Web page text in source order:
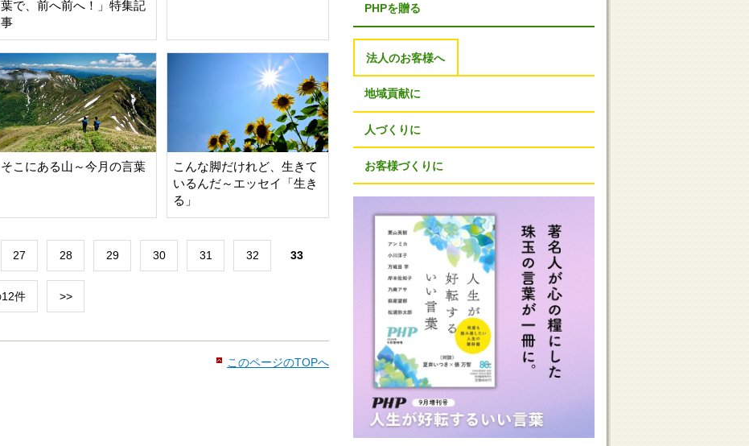
葉で、前へ前へ！」特集記
事
そこにある山～今月の言葉
こんな脚だけれど、生きて
いるんだ～エッセイ「生き
る」
27 28 29 30 31 32 33
件 >>
このページのTOPへ
PHPを贈る
法人のお客様へ
地域貢献に
人づくりに
お客様づくりに